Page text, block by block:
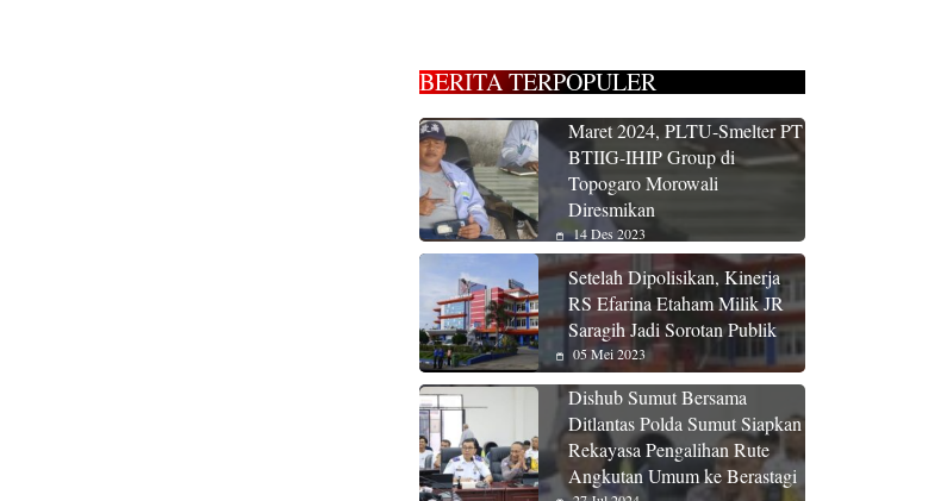
BERITA TERPOPULER
Maret 2024, PLTU-Smelter PT
BTIIG-IHIP Group di
Topogaro Morowali
Diresmikan
14 Des 2023
Setelah Dipolisikan, Kinerja
RS Efarina Etaham Milik JR
Saragih Jadi Sorotan Publik
05 Mei 2023
Dishub Sumut Bersama
Ditlantas Polda Sumut Siapkan
Rekayasa Pengalihan Rute
Angkutan Umum ke Berastagi